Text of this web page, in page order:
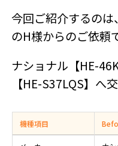
今回ご紹介するの
のH様からのご依頼
ナショナル【HE-
【HE-S37LQS】へ
機種項目